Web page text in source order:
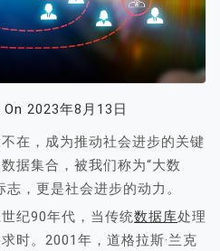
On 2023年8月13日
在，成为推动社会进步的关键
据集合，被我们称为“大数
，更是社会进步的动力。
纪90年代，当传统数据库处理
时。2001年，道格拉斯·兰克